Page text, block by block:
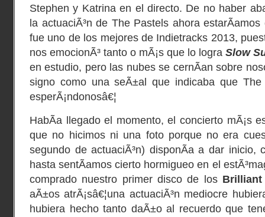
Stephen y Katrina en el directo. De no haber
la actuaciÃ³n de The Pastels ahora
fue uno de los mejores de Indietracks 2013,
nos emocionÃ³ tanto o mÃ¡s que lo logra Slow
en estudio, pero las nubes se cernÃ­an sobre
signo como una seÃ±al que indicaba que The
esperÃ¡ndonosâ€¦
HabÃ­a llegado el momento, el concierto mÃ¡s
que no hicimos ni una foto porque no era
segundo de actuaciÃ³n) disponÃ­a a dar inicio,
hasta sentÃ­amos cierto hormigueo en el
comprado nuestro primer disco de los Brilliant
aÃ±os atrÃ¡sâ€¦una actuaciÃ³n mediocre
hubiera hecho tanto daÃ±o al recuerdo que